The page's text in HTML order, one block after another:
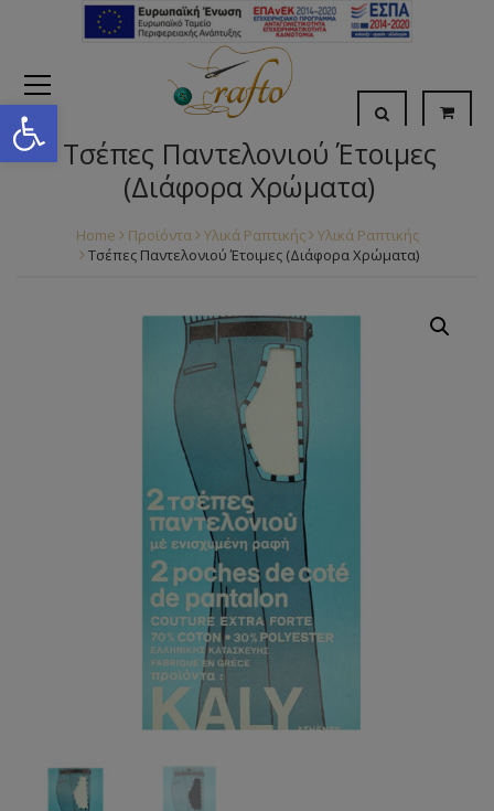
Open toolbar
Τσέπες Παντελονιού Έτοιμες
(Διάφορα Χρώματα)
Home Προϊόντα Υλικά Ραπτικής
Υλικά Ραπτικής
Τσέπες Παντελονιού Έτοιμες (Διάφορα Χρώματα)